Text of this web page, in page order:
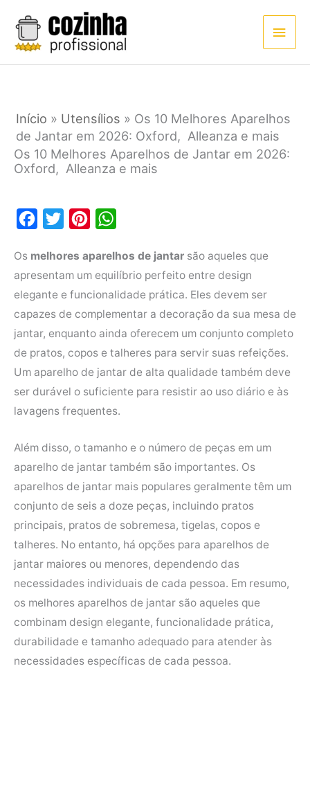
para
conteúdo
Início » Utensílios » Os 10 Melhores Aparelhos
de Jantar em 2026: Oxford, Alleanza e mais
Os 10 Melhores Aparelhos de Jantar em 2026:
Oxford, Alleanza e mais
c
e
b
o
i
t
t
r
n
t
e
a
t
s
Os melhores aparelhos de jantar são aqueles que
apresentam um equilíbrio perfeito entre design
elegante e funcionalidade prática. Eles devem ser
capazes de complementar a decoração da sua mesa de
jantar, enquanto ainda oferecem um conjunto completo
de pratos, copos e talheres para servir suas refeições.
Um aparelho de jantar de alta qualidade também deve
ser durável o suficiente para resistir ao uso diário e às
lavagens frequentes.
Além disso, o tamanho e o número de peças em um
aparelho de jantar também são importantes. Os
aparelhos de jantar mais populares geralmente têm um
conjunto de seis a doze peças, incluindo pratos
principais, pratos de sobremesa, tigelas, copos e
talheres. No entanto, há opções para aparelhos de
jantar maiores ou menores, dependendo das
necessidades individuais de cada pessoa. Em resumo,
os melhores aparelhos de jantar são aqueles que
combinam design elegante, funcionalidade prática,
durabilidade e tamanho adequado para atender às
necessidades específicas de cada pessoa.